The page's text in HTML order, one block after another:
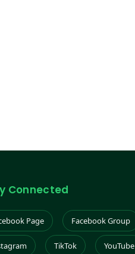
Connected
Page Facebook Group
TikTok YouTube